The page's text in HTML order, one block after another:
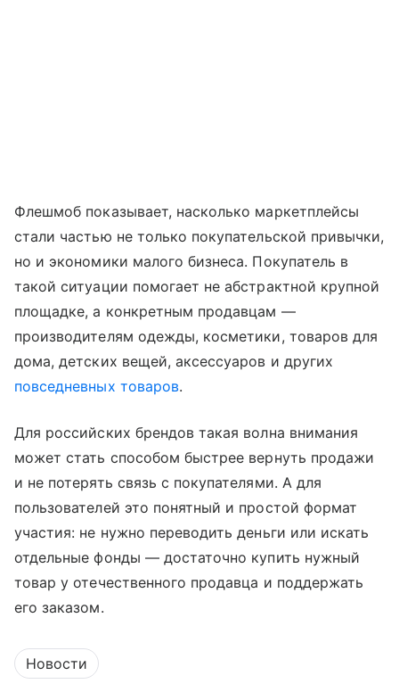
Флешмоб показывает, насколько маркетплейсы
стали частью не только покупательской привычки,
но и экономики малого бизнеса. Покупатель в
такой ситуации помогает не абстрактной крупной
площадке, а конкретным продавцам —
производителям одежды, косметики, товаров для
дома, детских вещей, аксессуаров и других
повседневных товаров.
Для российских брендов такая волна внимания
может стать способом быстрее вернуть продажи
и не потерять связь с покупателями. А для
пользователей это понятный и простой формат
участия: не нужно переводить деньги или искать
отдельные фонды — достаточно купить нужный
товар у отечественного продавца и поддержать
его заказом.
Новости